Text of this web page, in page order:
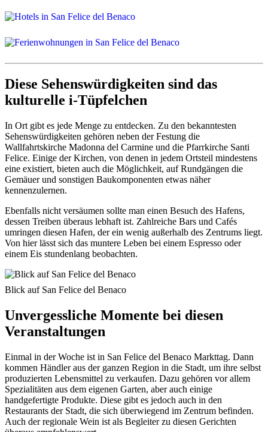
Diese Sehenswürdigkeiten sind das
kulturelle i-Tüpfelchen
In Ort gibt es jede Menge zu entdecken. Zu den bekanntesten
Sehenswürdigkeiten gehören neben der Festung die
Wallfahrtskirche Madonna del Carmine und die Pfarrkirche Santi
Felice. Einige der Kirchen, von denen in jedem Ortsteil mindestens
eine existiert, bieten auch die Möglichkeit, auf Rundgängen die
Gemäuer und sonstigen Baukomponenten etwas näher
kennenzulernen.
Ebenfalls nicht versäumen sollte man einen Besuch des Hafens,
dessen Treiben überaus lebhaft ist. Zahlreiche Bars und Cafés
umringen diesen Hafen, der ein wenig außerhalb des Zentrums liegt.
Von hier lässt sich das muntere Leben bei einem Espresso oder
einem Eis stundenlang beobachten.
Blick auf San Felice del Benaco
Unvergessliche Momente bei diesen
Veranstaltungen
Einmal in der Woche ist in San Felice del Benaco Markttag. Dann
kommen Händler aus der ganzen Region in die Stadt, um ihre selbst
produzierten Lebensmittel zu verkaufen. Dazu gehören vor allem
Spezialitäten aus dem eigenen Garten, aber auch einige
handgefertigte Produkte. Diese gibt es jedoch auch in den
Restaurants der Stadt, die sich überwiegend im Zentrum befinden.
Auch der regionale Wein ist als Begleiter zu diesen Gerichten